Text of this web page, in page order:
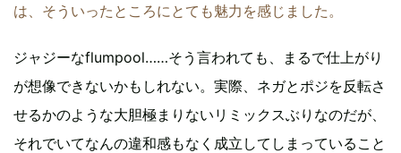
は、そういったところにとても魅力を感じました。
ジャジーなflumpool……そう言われても、まるで仕上がり
が想像できないかもしれない。実際、ネガとポジを反転さ
せるかのような大胆極まりないリミックスぶりなのだが、
それでいてなんの違和感もなく成立してしまっていること